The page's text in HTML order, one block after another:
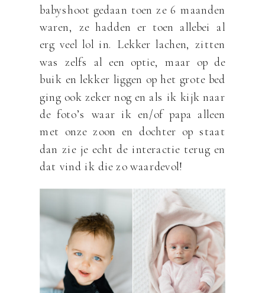
babyshoot gedaan toen ze 6 maanden
waren, ze hadden er toen allebei al
erg veel lol in. Lekker lachen, zitten
was zelfs al een optie, maar op de
buik en lekker liggen op het grote bed
ging ook zeker nog en als ik kijk naar
de foto’s waar ik en/of papa alleen
met onze zoon en dochter op staat
dan zie je echt de interactie terug en
dat vind ik die zo waardevol!